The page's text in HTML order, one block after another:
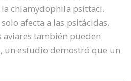
chlamydophila psittaci.
afecta a las psitácidas,
aviares también pueden
un estudio demostró que un